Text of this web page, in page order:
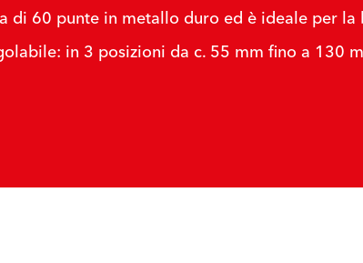
di 60 punte in metallo duro ed è ideale per
in 3 posizioni da c. 55 mm fino a 130